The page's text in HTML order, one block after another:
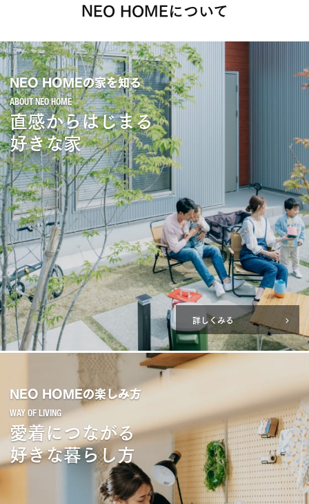
NEO HOMEについて
NEO HOMEの家を知る
直感からはじまる
好きな家
詳しくみる
NEO HOMEの楽しみ方
愛着につながる
好きな暮らし方